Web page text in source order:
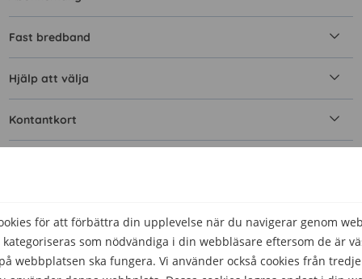
för att förbättra din upplevelse när du navigerar genom
kategoriseras som nödvändiga i din webbläsare eftersom de är
webbplatsen ska fungera. Vi använder också cookies från
Fast bredband
Hjälp att välja
Kontantkort
Simkort